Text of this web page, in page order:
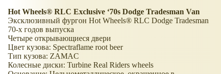
Hot Wheels® RLC Exclusive ‘70s Dodge Tradesman Van
Эксклюзивный фургон Hot Wheels® RLC Dodge Tradesman
70-х годов выпуска
Четыре открывающиеся двери
Цвет кузова: Spectraflame root beer
Тип кузова: ZAMAC
Колесные диски: Turbine Real Riders wheels